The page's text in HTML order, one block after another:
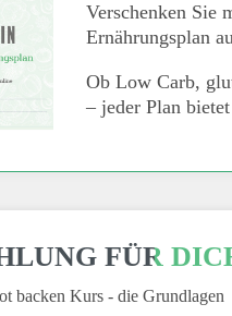
Verschenken Sie
Ernährungsplan
Ob Low Carb,
– jeder Plan
FÜR
backen Kurs - die Grundlagen